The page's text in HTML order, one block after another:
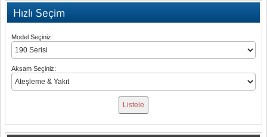
Hızlı Seçim
Model Seçiniz:
Aksam Seçiniz: